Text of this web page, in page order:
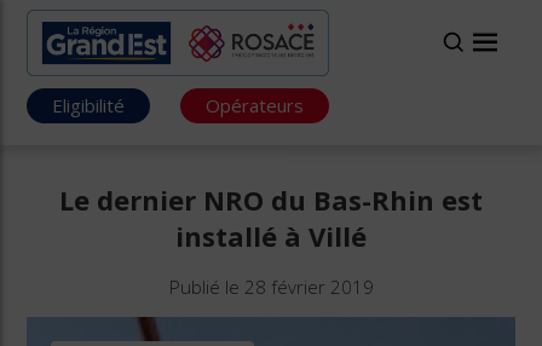
Eligibilité Opérateurs
Le dernier NRO du Bas-Rhin est
installé à Villé
Publié le 28 février 2019